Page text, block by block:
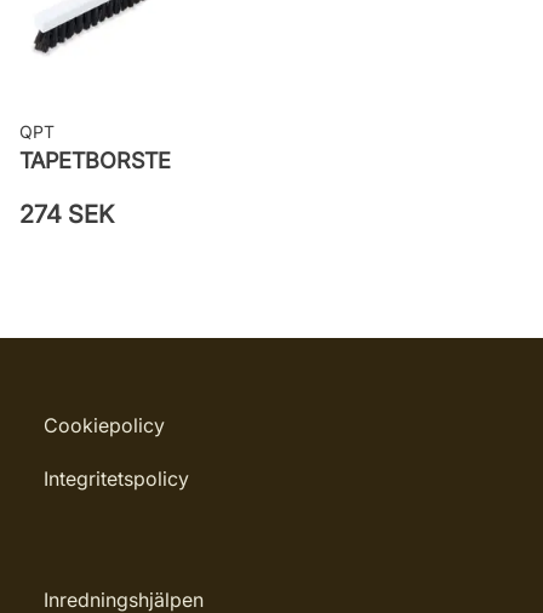
QPT
TAPETBORSTE
274 SEK
Cookiepolicy
Integritetspolicy
Inredningshjälpen